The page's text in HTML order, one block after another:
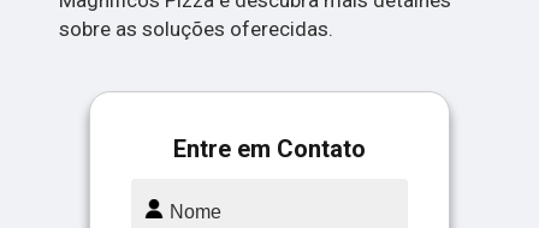
sobre as soluções oferecidas.
Entre em Contato